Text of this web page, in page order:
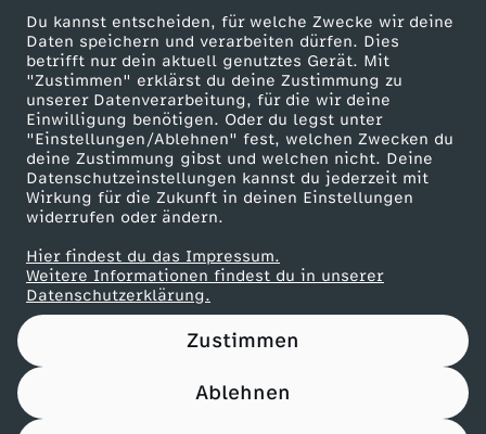
Du kannst entscheiden, für welche Zwecke wir deine
Daten speichern und verarbeiten dürfen. Dies
betrifft nur dein aktuell genutztes Gerät. Mit
"Zustimmen" erklärst du deine Zustimmung zu
unserer Datenverarbeitung, für die wir deine
Einwilligung benötigen. Oder du legst unter
"Einstellungen/Ablehnen" fest, welchen Zwecken du
deine Zustimmung gibst und welchen nicht. Deine
Datenschutzeinstellungen kannst du jederzeit mit
Wirkung für die Zukunft in deinen Einstellungen
widerrufen oder ändern.
Hier findest du das Impressum.
Weitere Informationen findest du in unserer
Datenschutzerklärung.
Zustimmen
Ablehnen
b
r
ü
c
e
ZDF goes Schule
Werbefernsehen
Mainzelmännchen
Partner
Nutzungsbedingungen